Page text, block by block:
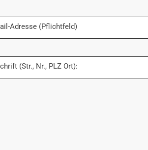
Adresse (Pflichtfeld)
(Str., Nr., PLZ Ort):